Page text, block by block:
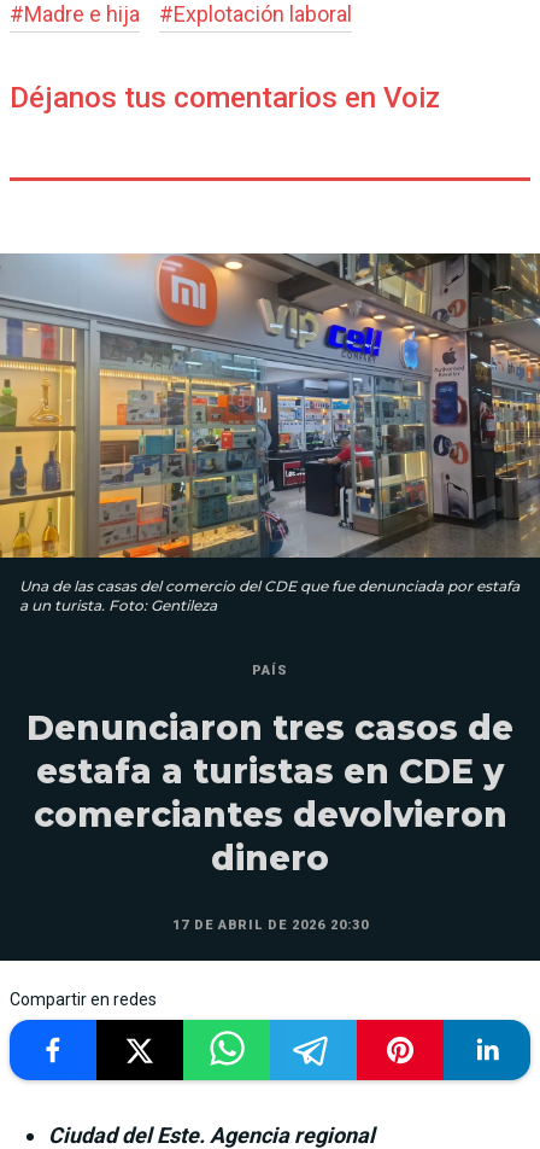
#Madre e hija #Explotación laboral
Déjanos tus comentarios en Voiz
Una de las casas del comercio del CDE que fue denunciada por estafa
a un turista. Foto: Gentileza
PAÍS
Denunciaron tres casos de
estafa a turistas en CDE y
comerciantes devolvieron
dinero
17 DE ABRIL DE 2026 20:30
Compartir en redes
Ciudad del Este. Agencia regional